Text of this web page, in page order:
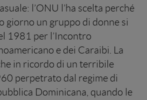
l’ONU l’ha scelta perché
giorno un gruppo di donne si
1981 per l’Incontro
e dei Caraibi. La
in ricordo di un terribile
perpetrato dal regime di
Dominicana, quando le